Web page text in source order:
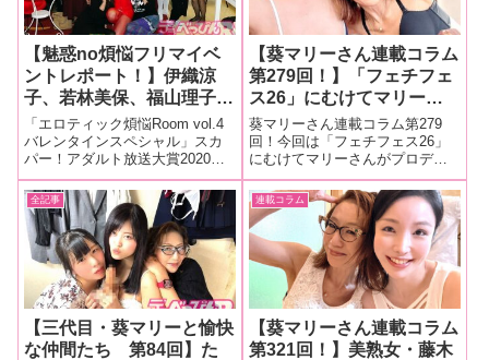
【魅惑no煩悩フリマイベ
ントレポート！】伊織涼
子、若林美保、福山理子が
主催のフリマが開催！ 並
木塔子、葵マリー、範田
紗々、島津かおる、児玉る
み、 みづきあかり、清水
くるみがお宝グッズ、私物
などを販売！
「エロティック煩悩Room vol.4
バレンタインスペシャル」スカ
パー！アダルト放送大賞2020熟
女女優賞にノミネートされた伊
織涼子さん、初代ミニスカポリ
スで女優の福山理子さん、女
優・モデル・マルチパフォーマ
ーとして活躍する若林美保さん
が
【葵マリーさん連載コラム
第279回！】「フェチフェ
ス26」にむけてマリーさ
んがプロデュースした範田
紗々ちゃん＆佐々木咲和ち
ゃんのROM写真集の撮影
現場をレポート！
葵マリーさん連載コラム第279
回！今回は「フェチフェス26」
にむけてマリーさんがプロデュ
ースした範田紗々ちゃん＆佐々
木咲和ちゃんのROM写真集の撮
影現場をレポート！■マリーさん
の今までの連載はこちら 範田
紗々ちゃん＆佐々木咲和ちゃん
ROM写
全記事
【三代目・葵マリーと愉快
な仲間たち 第84回】た
連載コラム
【葵マリーさん連載コラム
第321回！】美熟女・藤木